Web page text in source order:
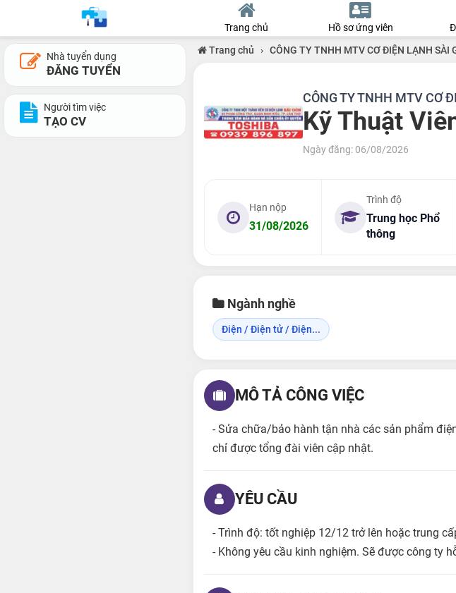
Trang chủ Hồ sơ ứng viên
Nhà tuyển dụng
ĐĂNG TUYỂN
Người tìm việc
TẠO CV
Trang chủ › CÔNG TY TNHH MTV CƠ ĐIỆN LẠNH SÀI
CÔNG TY TNHH MTV CƠ
Kỹ Thuật
Ngày đăng: 06/08/2026
Hạn nộp
31/08/2026
Trình độ
Trung học Phổ
thông
Ngành nghề
Điện / Điện tử / Điện...
MÔ TẢ CÔNG VIỆC
- Sửa chữa/bảo hành tận nhà các sản phẩm
chỉ được tổng đài viên cập nhật.
YÊU CẦU
- Trình độ: tốt nghiệp 12/12 trở lên hoặc trung
- Không yêu cầu kinh nghiệm. Sẽ được công ty